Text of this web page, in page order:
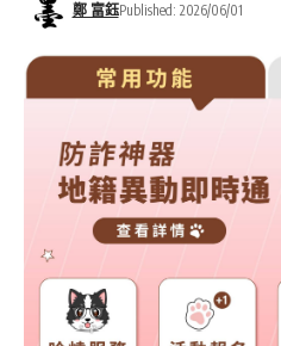
鄭 富鈺Published: 2026/06/01